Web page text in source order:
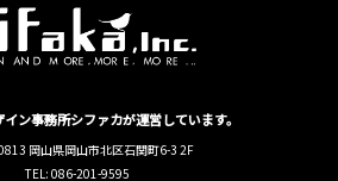
ン事務所シファカが運営しています。
岡山県岡山市北区石関町6-3 2F
TEL: 086-201-9595